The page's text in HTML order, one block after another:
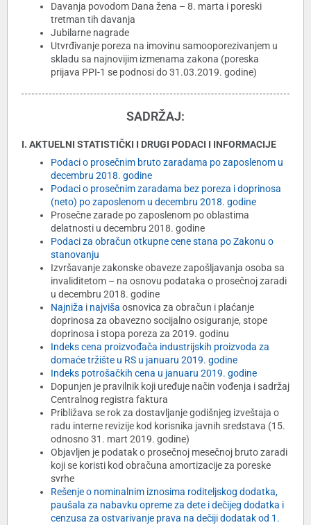
Davanja povodom Dana žena – 8. marta i poreski
tretman tih davanja
Jubilarne nagrade
Utvrđivanje poreza na imovinu samooporezivanjem u
skladu sa najnovijim izmenama zakona (poreska
prijava PPI-1 se podnosi do 31.03.2019. godine)
SADRŽAJ:
I. AKTUELNI STATISTIČKI I DRUGI PODACI I INFORMACIJE
Podaci o prosečnim bruto zaradama po zaposlenom u
decembru 2018. godine
Podaci o prosečnim zaradama bez poreza i doprinosa
(neto) po zaposlenom u decembru 2018. godine
Prosečne zarade po zaposlenom po oblastima
delatnosti u decembru 2018. godine
Podaci za obračun otkupne cene stana po Zakonu o
stanovanju
Izvršavanje zakonske obaveze zapošljavanja osoba sa
invaliditetom – na osnovu podataka o prosečnoj zaradi
u decembru 2018. godine
Najniža i najviša osnovica za obračun i plaćanje
doprinosa za obavezno socijalno osiguranje, stope
doprinosa i stopa poreza za 2019. godinu
Indeks cena proizvođača industrijskih proizvoda za
domaće tržište u RS u januaru 2019. godine
Indeks potrošačkih cena u januaru 2019. godine
Dopunjen je pravilnik koji uređuje način vođenja i sadržaj
Centralnog registra faktura
Približava se rok za dostavljanje godišnjeg izveštaja o
radu interne revizije kod korisnika javnih sredstava (15.
odnosno 31. mart 2019. godine)
Objavljen je podatak o prosečnoj mesečnoj bruto zaradi
koji se koristi kod obračuna amortizacije za poreske
svrhe
Rešenje o nominalnim iznosima roditeljskog dodatka,
paušala za nabavku opreme za dete i dečijeg dodatka i
cenzusa za ostvarivanje prava na dečiji dodatak od 1.